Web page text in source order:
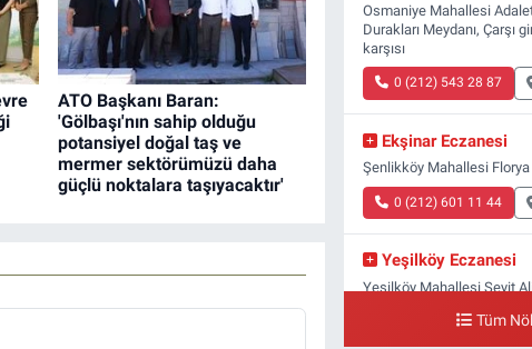
ATO Başkanı Baran:
'Gölbaşı'nın sahip olduğu
potansiyel doğal taş ve
mermer sektörümüzü daha
güçlü noktalara taşıyacaktır'
Osmaniye Mahallesi
Durakları Meydanı, Çarşı
karşısı
0 (212) 543 28 87
Ekşinar Eczanesi
Şenlikköy Mahallesi
0 (212) 601 11 44
Yeşilköy Eczanesi
Yeşilköy Mahallesi Seyit
Tüm